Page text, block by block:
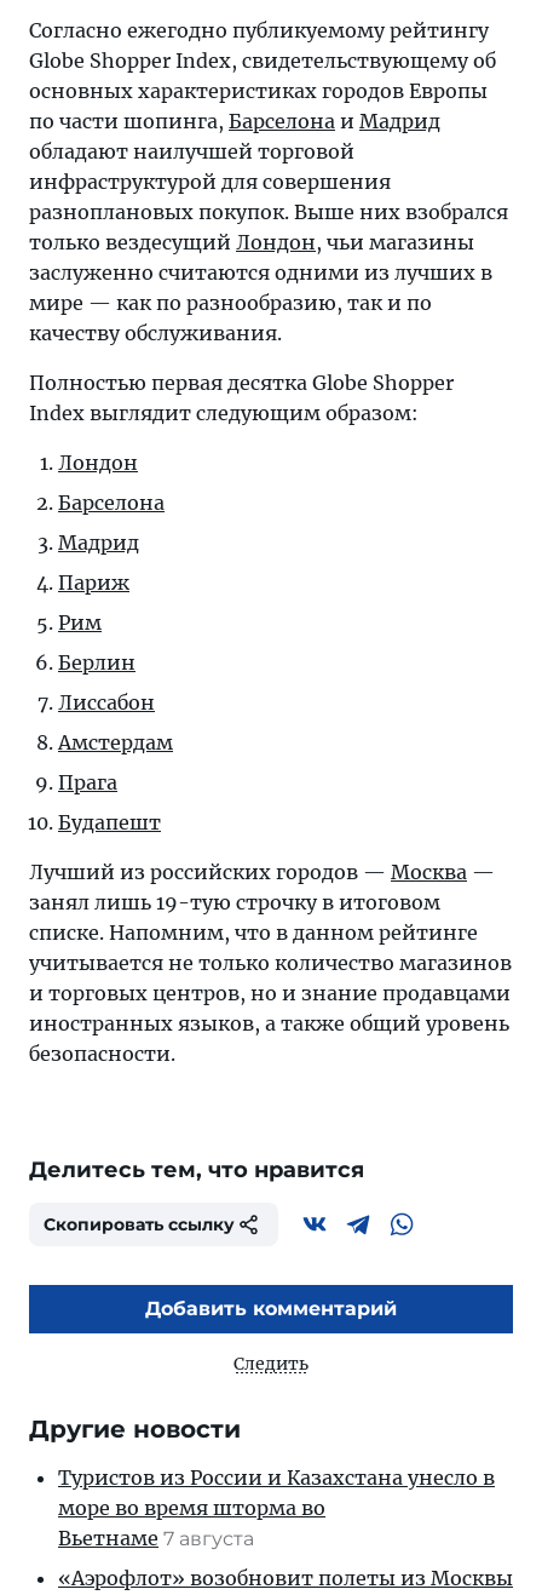
Согласно ежегодно публикуемому рейтингу
Globe Shopper Index, свидетельствующему об
основных характеристиках городов Европы
по части шопинга, Барселона и Мадрид
обладают наилучшей торговой
инфраструктурой для совершения
разноплановых покупок. Выше них взобрался
только вездесущий Лондон, чьи магазины
заслуженно считаются одними из лучших в
мире — как по разнообразию, так и по
качеству обслуживания.
Полностью первая десятка Globe Shopper
Index выглядит следующим образом:
Лондон
Барселона
Мадрид
Париж
Рим
Берлин
Лиссабон
Амстердам
Прага
Будапешт
Лучший из российских городов — Москва —
занял лишь 19-тую строчку в итоговом
списке. Напомним, что в данном рейтинге
учитывается не только количество магазинов
и торговых центров, но и знание продавцами
иностранных языков, а также общий уровень
безопасности.
Делитесь тем, что нравится
Скопировать ссылку
Добавить комментарий
Следить
Другие новости
Туристов из России и Казахстана унесло в
море во время шторма во
Вьетнаме 7 августа
«Аэрофлот» возобновит полеты из Москвы